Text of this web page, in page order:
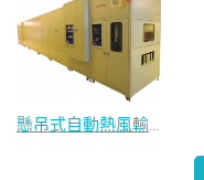
懸吊式自動熱風輸送爐